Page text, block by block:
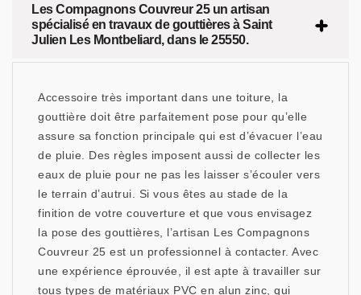
Les Compagnons Couvreur 25 un artisan
spécialisé en travaux de gouttières à Saint
Julien Les Montbeliard, dans le 25550.
Accessoire très important dans une toiture, la
gouttière doit être parfaitement pose pour qu’elle
assure sa fonction principale qui est d’évacuer l’eau
de pluie. Des règles imposent aussi de collecter les
eaux de pluie pour ne pas les laisser s’écouler vers
le terrain d’autrui. Si vous êtes au stade de la
finition de votre couverture et que vous envisagez
la pose des gouttières, l’artisan Les Compagnons
Couvreur 25 est un professionnel à contacter. Avec
une expérience éprouvée, il est apte à travailler sur
tous types de matériaux PVC en alun zinc, qui